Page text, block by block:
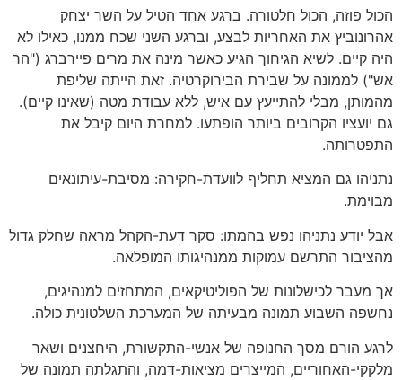
הכול פוזה, הכול חלטורה. ברגע אחד הטיל על השר יצחק
אהרונוביץ את האחריות לבצע, וברגע השני שכח ממנו, כאילו לא
היה קיים. לשיא הגיחוך הגיע כאשר מינה את מרים פיירברג ("הר
אש") לממונה על שבירת הבירוקרטיה. זאת הייתה שליפת
מהמותן, מבלי להתייעץ עם איש, ללא עבודת מטה (שאינו קיים).
גם יועציו הקרובים ביותר הופתעו. למחרת היום קיבל את
התפטרותה.
נתניהו גם המציא תחליף לוועדת-חקירה: מסיבת-עיתונאים
מבוימת.
אבל יודע נתניהו נפש בהמתו: סקר דעת-הקהל מראה שחלק גדול
מהציבור התרשם עמוקות ממנהיגותו המופלאה.
אך מעבר לכישלונות של הפוליטיקאים, המתחזים למנהיגים,
נחשפה השבוע תמונה מבעיתה של המערכת השלטונית כולה.
לרגע הורם מסך החנופה של אנשי-התקשורת, היחצנים ושאר
מלקקי-האחוריים, המייצרים מציאות-דמה, והתגלתה תמונה של